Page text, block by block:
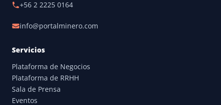
+56 2 2225 0164
info@portalminero.com
Servicios
Plataforma de Negocios
Plataforma de RRHH
Sala de Prensa
Eventos